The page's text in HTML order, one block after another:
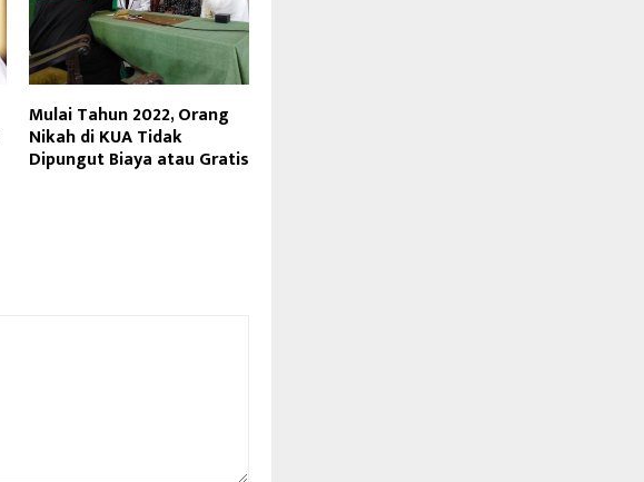
Mulai Tahun 2022, Orang
Nikah di KUA Tidak
Dipungut Biaya atau Gratis